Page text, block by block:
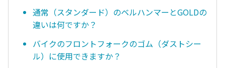
通常（スタンダード）のベルハンマーとGOLDの
違いは何ですか？
バイクのフロントフォークのゴム（ダストシー
ル）に使用できますか？